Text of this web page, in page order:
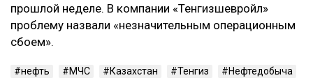
прошлой неделе. В компании «Тенгизшевройл»
проблему назвали «незначительным операционным
сбоем».
нефть МЧС Казахстан Тенгиз
Нефтедобыча